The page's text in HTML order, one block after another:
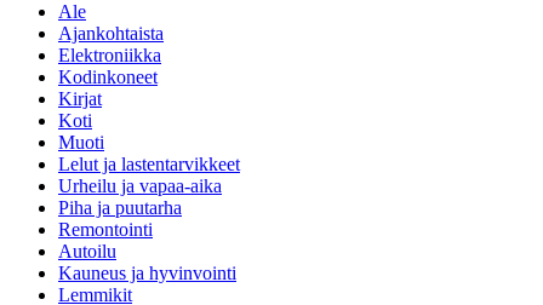
Ale
Ajankohtaista
Elektroniikka
Kodinkoneet
Kirjat
Koti
Muoti
Lelut ja lastentarvikkeet
Urheilu ja vapaa-aika
Piha ja puutarha
Remontointi
Autoilu
Kauneus ja hyvinvointi
Lemmikit